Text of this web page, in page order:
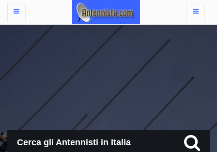
Cerca gli Antennisti in Italia